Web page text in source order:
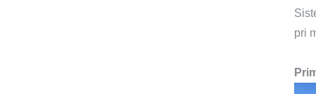
pri